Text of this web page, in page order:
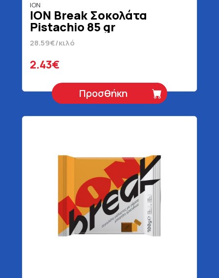
ΙΟΝ
ION Break Σοκολάτα
Pistachio 85 gr
28.59€/κιλό
2.43€
Προσθήκη